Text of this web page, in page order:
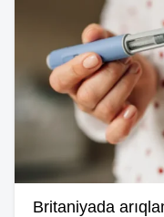
Britaniyada